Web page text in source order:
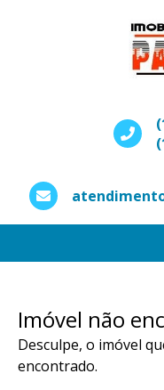
Imóvel não
Desculpe, o imóvel
encontrado.